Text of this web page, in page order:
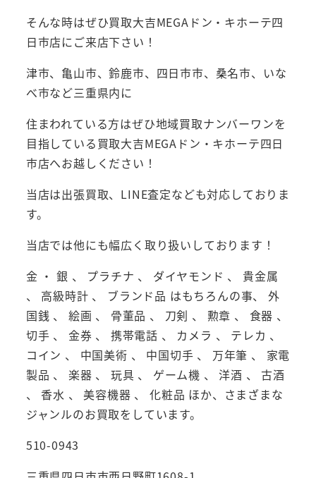
そんな時はぜひ買取大吉MEGAドン・キホーテ四
日市店にご来店下さい！
津市、亀山市、鈴鹿市、四日市市、桑名市、いな
べ市など三重県内に
住まわれている方はぜひ地域買取ナンバーワンを
目指している買取大吉MEGAドン・キホーテ四日
市店へお越しください！
当店は出張買取、LINE査定なども対応しておりま
す。
当店では他にも幅広く取り扱いしております！
金 ・ 銀 、 プラチナ 、 ダイヤモンド 、 貴金属
、 高級時計 、 ブランド品 はもちろんの事、 外
国銭 、 絵画 、 骨董品 、 刀剣 、 勲章 、 食器 、
切手 、 金券 、 携帯電話 、 カメラ 、 テレカ 、
コイン 、 中国美術 、 中国切手 、 万年筆 、 家電
製品 、 楽器 、 玩具 、 ゲーム機 、 洋酒 、 古酒
、 香水 、 美容機器 、 化粧品 ほか、さまざまな
ジャンルのお買取をしています。
510-0943